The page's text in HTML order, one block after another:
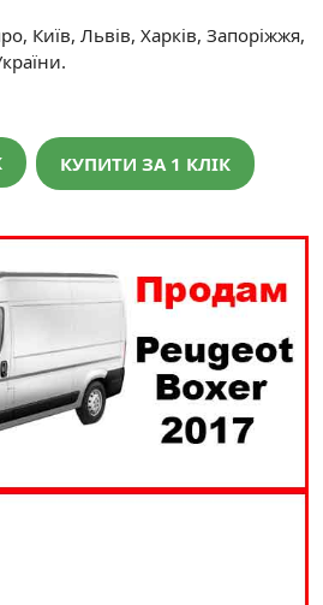
Київ, Львів, Харків, Запоріжжя,
КУПИТИ ЗА 1 КЛIК